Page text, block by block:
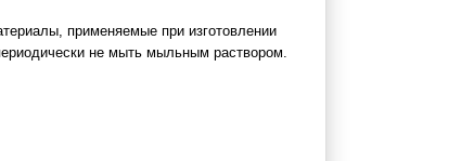
применяемые при изготовлении
не мыть мыльным раствором.